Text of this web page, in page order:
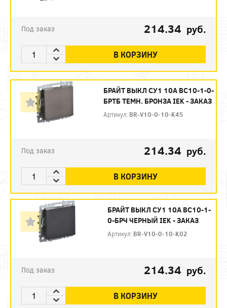
Под заказ 214.34 руб.
В КОРЗИНУ
БРАЙТ ВЫКЛ СУ1 10А ВС10-1-0-
БРТБ ТЕМН. БРОНЗА IEK - ЗАКАЗ
Артикул: BR-V10-0-10-K45
Под заказ 214.34 руб.
В КОРЗИНУ
БРАЙТ ВЫКЛ СУ1 10А ВС10-1-
0-БРЧ ЧЕРНЫЙ IEK - ЗАКАЗ
Артикул: BR-V10-0-10-K02
Под заказ 214.34 руб.
В КОРЗИНУ